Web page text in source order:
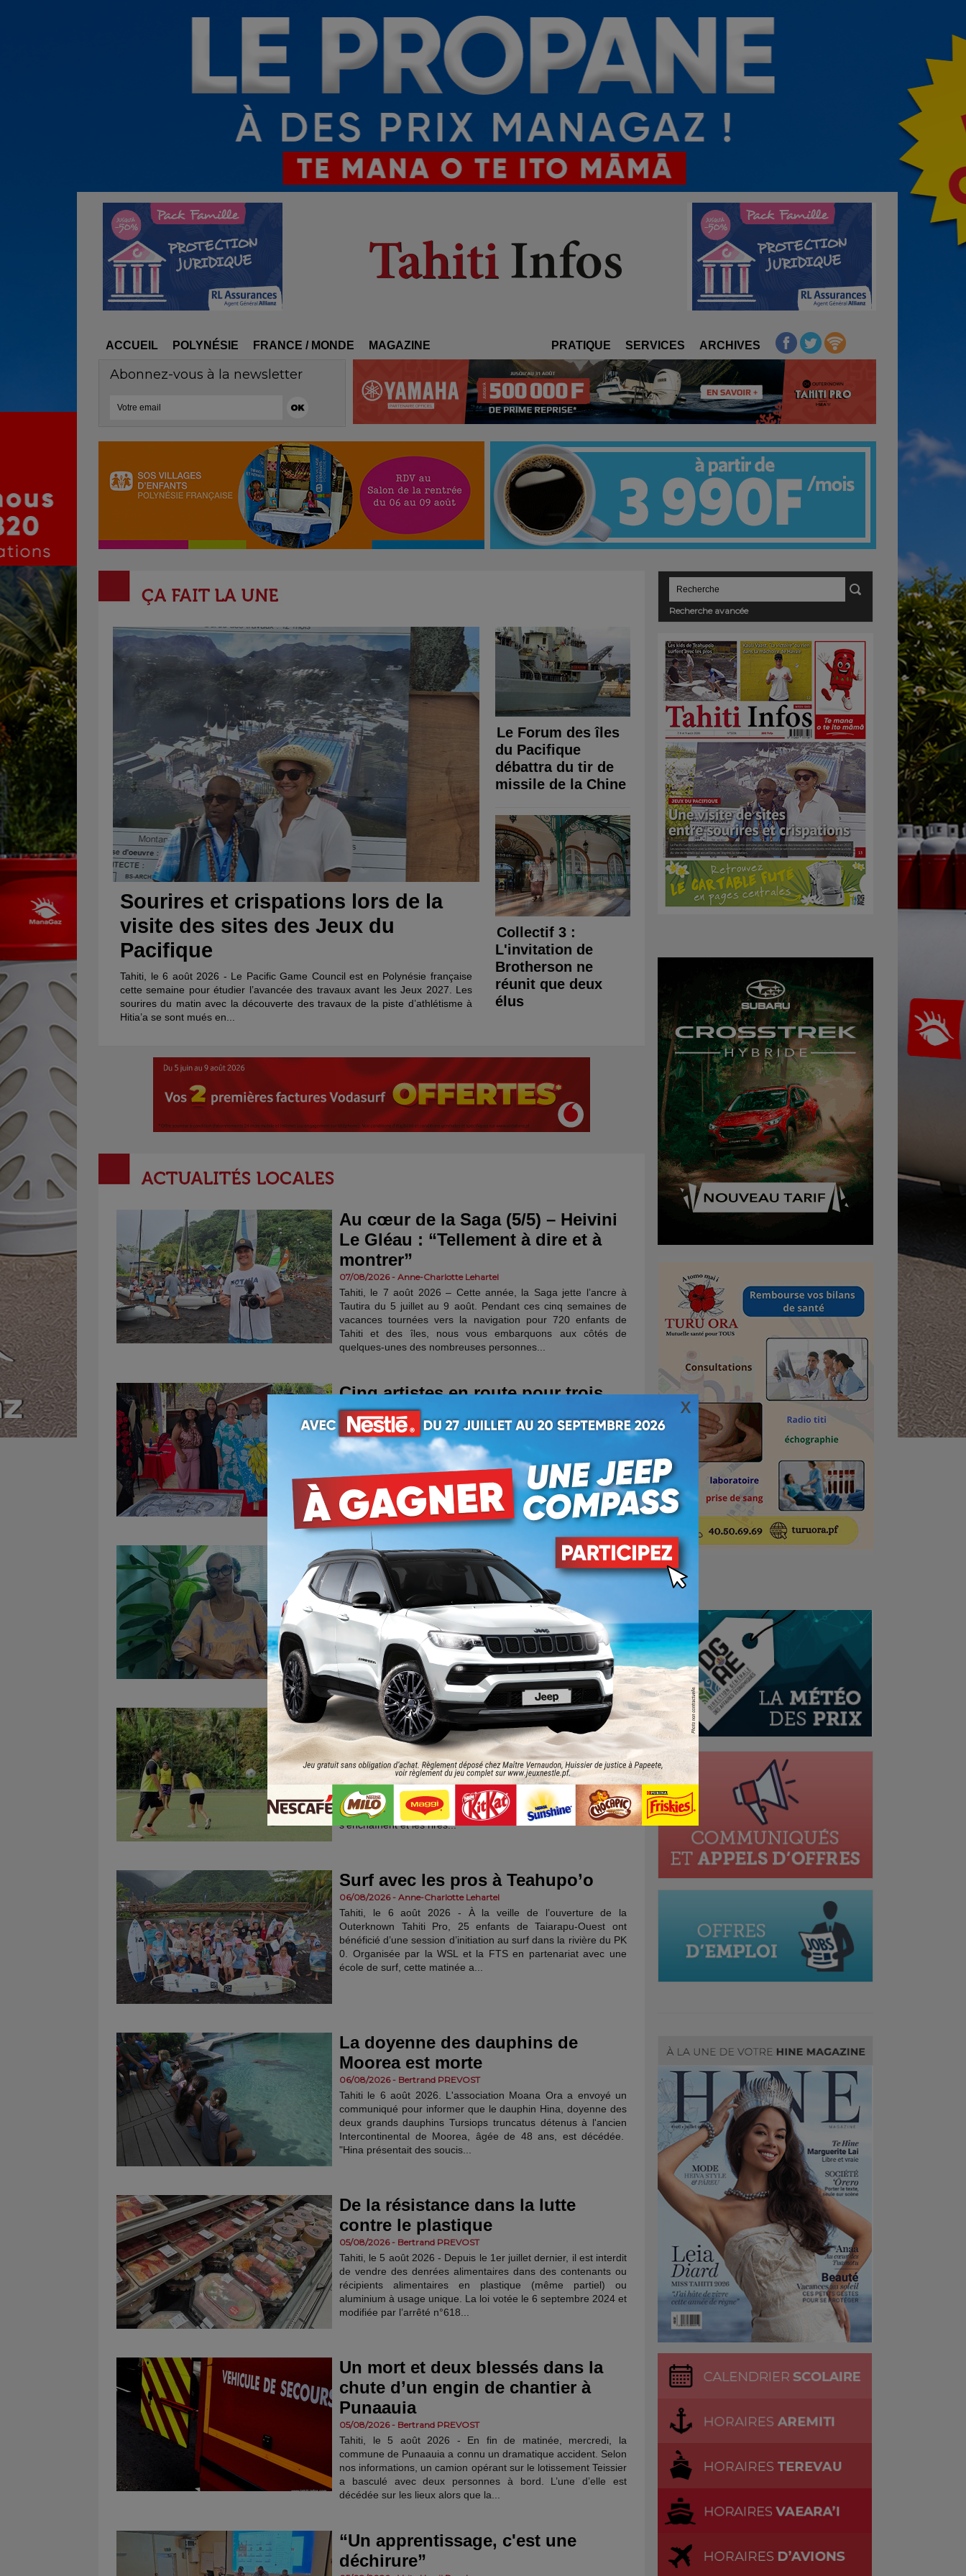
ACCUEIL POLYNÉSIE FRANCE / MONDE MAGAZINE PRATIQUE SERVICES ARCHIVES
Abonnez-vous à la newsletter
Sourires et crispations lors de la
visite des sites des Jeux du
Pacifique
Tahiti, le 6 août 2026 - Le Pacific Game Council est en Polynésie française
cette semaine pour étudier l’avancée des travaux avant les Jeux 2027. Les
sourires du matin avec la découverte des travaux de la piste d’athlétisme à
Hitia’a se sont mués en...
Le Forum des îles
du Pacifique
débattra du tir de
missile de la Chine
​Collectif 3 :
L'invitation de
Brotherson ne
réunit que deux
élus
Au cœur de la Saga (5/5) – Heivini
Le Gléau : “Tellement à dire et à
montrer”
07/08/2026 - Anne-Charlotte Lehartel
Tahiti, le 7 août 2026 – Cette année, la Saga jette l’ancre à
Tautira du 5 juillet au 9 août. Pendant ces cinq semaines de
vacances tournées vers la navigation pour 720 enfants de
Tahiti et des îles, nous vous embarquons aux côtés de
quelques-unes des nombreuses personnes...
Cinq artistes en route pour trois
mois à Paris
06/08/2026 - Vaite Urarii Pambrun
Tahiti, le 6 août 2026 – Les cinq lauréats à l’appel à
candidature pour le “Firi Anoihi– le lien par l’art” ont été
présentés à la presse. Artistes visuels au sculpteur-graveur
performeur, styliste, couturier modéliste ou encore créatrice
contemporaine inspirée du...
Collectif 3 : le dialogue est resté à
sens unique
06/08/2026 - Stéphanie Delorme
Tahiti, le 6 août 2026 – “On est payés pour ça”. C'est au nom
de cette conviction que la représentante non inscrite Teave
Chaumette-Boudouani a choisi, avec le maire de Rangiroa,
Tahuhu Maraeura (Tapura), de répondre à l'invitation de
Moetai Brotherson, malgré le...
Jouer au foot pour décrocher un
emploi
06/08/2026 - Violaine Broquet
Tahiti, le 6 août 2026 – “Ça va être le début de leur futur projet
familial. Tout commence par là”, s'enthousiasme Tetiamana
Marmouyet, employé communal à Faa'a et éducateur sportif à
l'AS Tefana. Sur le stade Louis Ganivet de Faa'a, les passes
s'enchaînent et les rires...
Surf avec les pros à Teahupo’o
06/08/2026 - Anne-Charlotte Lehartel
Tahiti, le 6 août 2026 - À la veille de l’ouverture de la
Outerknown Tahiti Pro, 25 enfants de Taiarapu-Ouest ont
bénéficié d’une session d’initiation au surf dans la rivière du PK
0. Organisée par la WSL et la FTS en partenariat avec une
école de surf, cette matinée a...
La doyenne des dauphins de
Moorea est morte
06/08/2026 - Bertrand PREVOST
Tahiti le 6 août 2026. L'association Moana Ora a envoyé un
communiqué pour informer que le dauphin Hina, doyenne des
deux grands dauphins Tursiops truncatus détenus à l'ancien
Intercontinental de Moorea, âgée de 48 ans, est décédée.
"Hina présentait des soucis...
​De la résistance dans la lutte
contre le plastique
05/08/2026 - Bertrand PREVOST
Tahiti, le 5 août 2026 - Depuis le 1er juillet dernier, il est interdit
de vendre des denrées alimentaires dans des contenants ou
récipients alimentaires en plastique (même partiel) ou
aluminium à usage unique. La loi votée le 6 septembre 2024 et
modifiée par l’arrêté n°618...
​Un mort et deux blessés dans la
chute d’un engin de chantier à
Punaauia
05/08/2026 - Bertrand PREVOST
Tahiti, le 5 août 2026 - En fin de matinée, mercredi, la
commune de Punaauia a connu un dramatique accident. Selon
nos informations, un camion opérant sur le lotissement Teissier
a basculé avec deux personnes à bord. L’une d’elle est
décédée sur les lieux alors que la...
“Un apprentissage, c'est une
déchirure”
Recherche avancée